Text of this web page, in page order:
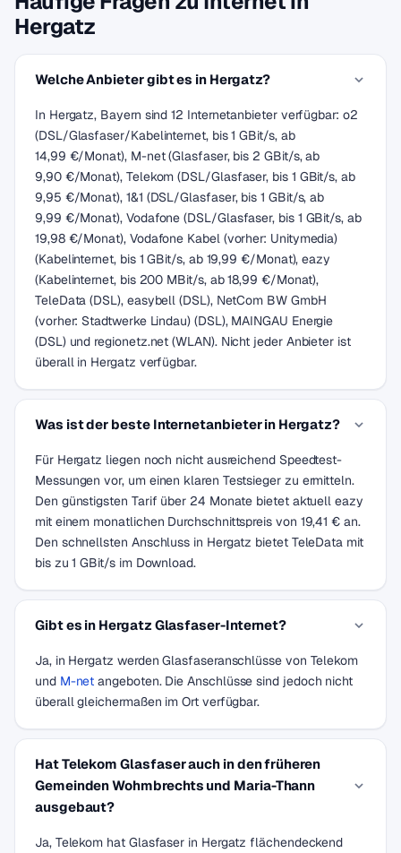
Hergatz
Welche Anbieter gibt es in Hergatz?
In Hergatz, Bayern sind 12 Internetanbieter verfügbar: o2
(DSL/Glasfaser/Kabelinternet, bis 1 GBit/s, ab
14,99 €/Monat), M-net (Glasfaser, bis 2 GBit/s, ab
9,90 €/Monat), Telekom (DSL/Glasfaser, bis 1 GBit/s, ab
9,95 €/Monat), 1&1 (DSL/Glasfaser, bis 1 GBit/s, ab
9,99 €/Monat), Vodafone (DSL/Glasfaser, bis 1 GBit/s, ab
19,98 €/Monat), Vodafone Kabel (vorher: Unitymedia)
(Kabelinternet, bis 1 GBit/s, ab 19,99 €/Monat), eazy
(Kabelinternet, bis 200 MBit/s, ab 18,99 €/Monat),
TeleData (DSL), easybell (DSL), NetCom BW GmbH
(vorher: Stadtwerke Lindau) (DSL), MAINGAU Energie
(DSL) und regionetz.net (WLAN). Nicht jeder Anbieter ist
überall in Hergatz verfügbar.
Was ist der beste Internetanbieter in Hergatz?
Für Hergatz liegen noch nicht ausreichend Speedtest-
Messungen vor, um einen klaren Testsieger zu ermitteln.
Den günstigsten Tarif über 24 Monate bietet aktuell eazy
mit einem monatlichen Durchschnittspreis von 19,41 € an.
Den schnellsten Anschluss in Hergatz bietet TeleData mit
bis zu 1 GBit/s im Download.
Gibt es in Hergatz Glasfaser-Internet?
Ja, in Hergatz werden Glasfaseranschlüsse von Telekom
und M-net angeboten. Die Anschlüsse sind jedoch nicht
überall gleichermaßen im Ort verfügbar.
Hat Telekom Glasfaser auch in den früheren
Gemeinden Wohmbrechts und Maria-Thann
ausgebaut?
Ja, Telekom hat Glasfaser in Hergatz flächendeckend